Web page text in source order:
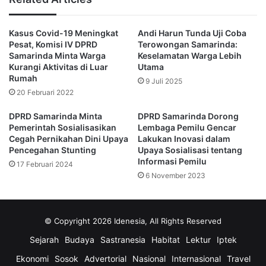
Menurutnya, pemanfaatan teknologi dan inovasi dalam
kangkung, dapat menjadi jawaban terhadap tantangan saat
ini.
Rohim berharap agar pihak terkait segera menginisiasi
diskusi guna mencari solusi jangka panjang terkait
ketahanan pangan di Kota Samarinda.
Dia juga menyatakan kesiapannya untuk berkolaborasi
dengan Dinas Ketahanan Pangan dan Pertanian dalam
upaya mencari solusi terbaik.
“Kami siap berkolaborasi dengan Dinas Ketahanan Pangan
pangan Samarinda,” tutupnya.
(Advertorial)
Kasus Covid-19 Meningkat
Pesat, Komisi IV DPRD
Samarinda Minta Warga
Kurangi Aktivitas di Luar
Rumah
20 Februari 2022
Andi Harun Tunda Uji Coba
Terowongan Samarinda:
Keselamatan Warga Lebih
Utama
9 Juli 2025
DPRD Samarinda Minta
Pemerintah Sosialisasikan
Cegah Pernikahan Dini Upaya
Pencegahan Stunting
17 Februari 2024
DPRD Samarinda Dorong
Lembaga Pemilu Gencar
Lakukan Inovasi dalam
Upaya Sosialisasi tentang
Informasi Pemilu
6 November 2023
© Copyright 2026 Idenesia, All Rights Reserved
Sejarah Budaya Sastranesia Habitat Lektur
Iptek
Ekonomi
Sosok Advertorial Nasional Internasional Travel